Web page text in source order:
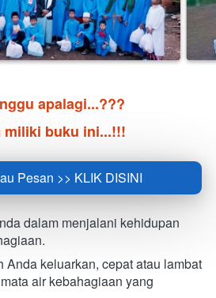
apalagi...???
miliki buku ini...!!!
Pesan >> KLIK DISINI
dalam menjalani kehidupan
Anda keluarkan, cepat atau lambat
air kebahagiaan yang